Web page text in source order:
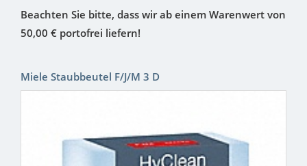
Beachten Sie bitte, dass wir ab einem Warenwert von
50,00 € portofrei liefern!
Miele Staubbeutel F/J/M 3 D